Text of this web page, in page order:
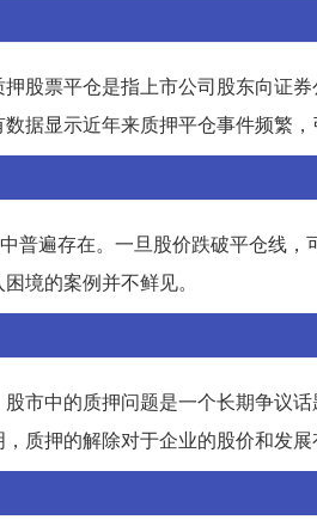
股票平仓是指上市公司股东向证
据显示近年来质押平仓事件频繁，
遍存在。一旦股价跌破平仓线，
境的案例并不鲜见。
市中的质押问题是一个长期争议
质押的解除对于企业的股价和发展